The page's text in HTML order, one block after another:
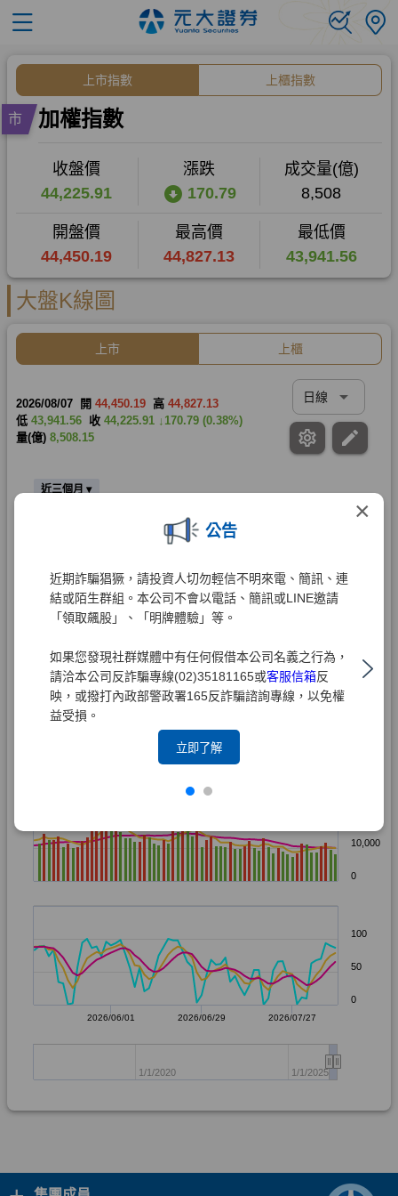
×
公告
近期詐騙猖獗，請投資人切勿輕信不明來電、簡訊、連
結或陌生群組。本公司不會以電話、簡訊或LINE邀請
「領取飆股」、「明牌體驗」等。
如果您發現社群媒體中有任何假借本公司名義之行為，
請洽本公司反詐騙專線(02)35181165或客服信箱反
映，或撥打內政部警政署165反詐騙諮詢專線，以免權
益受損。
立即了解